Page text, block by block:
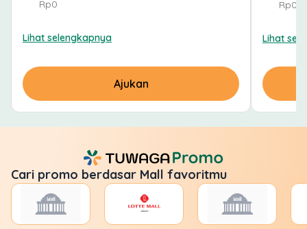
Rp0
Lihat selengkapnya
Ajukan
Rp0
Lihat
Cari promo berdasar Mall favoritmu